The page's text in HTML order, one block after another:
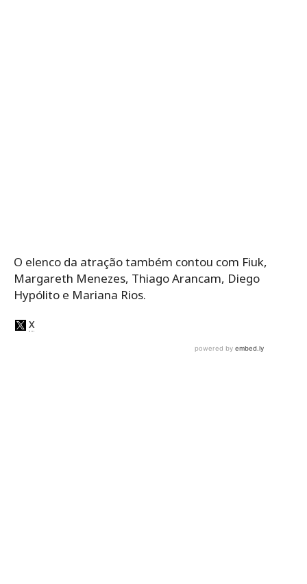
O elenco da atração também contou com Fiuk,
Margareth Menezes, Thiago Arancam, Diego
Hypólito e Mariana Rios.